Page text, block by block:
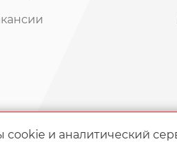
cookie и аналитический